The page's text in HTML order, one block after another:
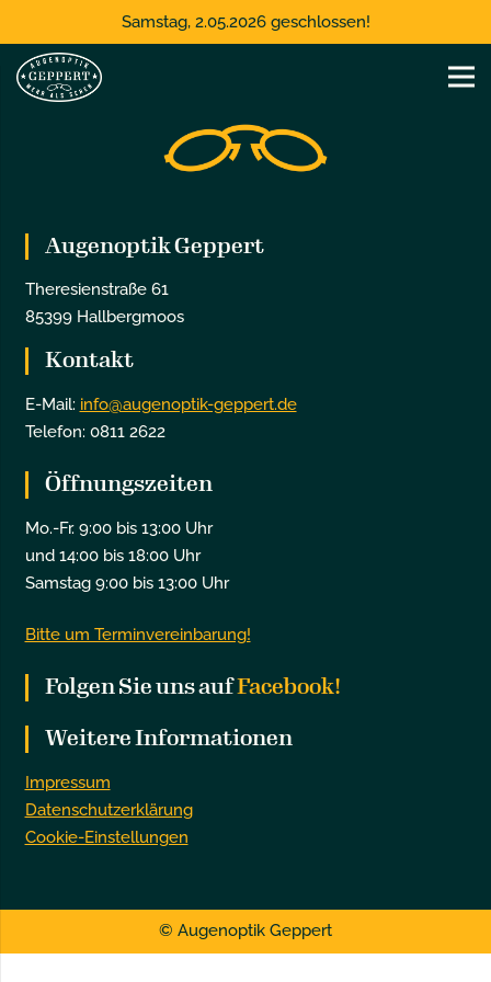
Samstag, 2.05.2026 geschlossen!
Augenoptik Geppert
Theresienstraße 61
85399 Hallbergmoos
Kontakt
E-Mail: info@augenoptik-geppert.de
Telefon: 0811 2622
Öffnungszeiten
Mo.-Fr. 9:00 bis 13:00 Uhr
und 14:00 bis 18:00 Uhr
Samstag 9:00 bis 13:00 Uhr
Bitte um Terminvereinbarung!
Folgen Sie uns aufFacebook!
Weitere Informationen
Impressum
Datenschutzerklärung
Cookie-Einstellungen
© Augenoptik Geppert